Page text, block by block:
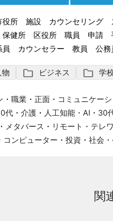
所 施設 カウンセリン
保健所 区役所 職員 申請
カウンセラー 教員 公
物 folder ビジネス folder 学
・職業 ・ 正面 ・ コミュニケー
代 ・介護 ・ 人工知能・AI ・ 30
・ メタバース ・ リモート・テレ
コンピューター ・投資 ・社会
関